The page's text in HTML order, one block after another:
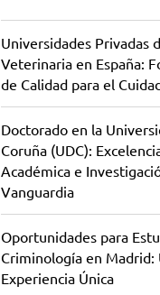
Universidades Privadas
Veterinaria en España:
de Calidad para el
Doctorado en la
Coruña (UDC):
Académica e
Vanguardia
Oportunidades para
Criminología en Madrid:
Experiencia Única